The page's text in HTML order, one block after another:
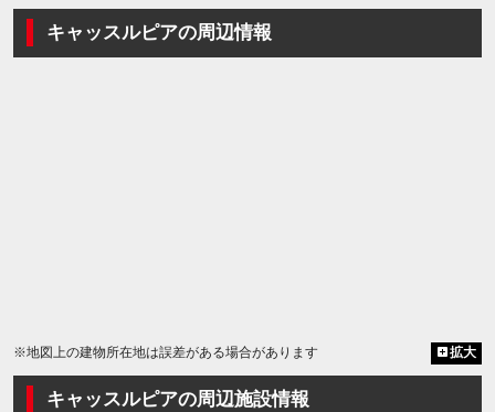
キャッスルピアの周辺情報
※地図上の建物所在地は誤差がある場合があります 拡大
キャッスルピアの周辺施設情報